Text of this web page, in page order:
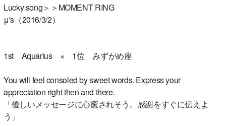
Lucky song＞＞MOMENT RING
μ's（2016/3/2）
1st Aquarius × 1位 みずがめ座
You will feel consoled by sweet words. Express your
appreciation right then and there.
「優しいメッセージに心癒されそう。感謝をすぐに伝えよ
う」